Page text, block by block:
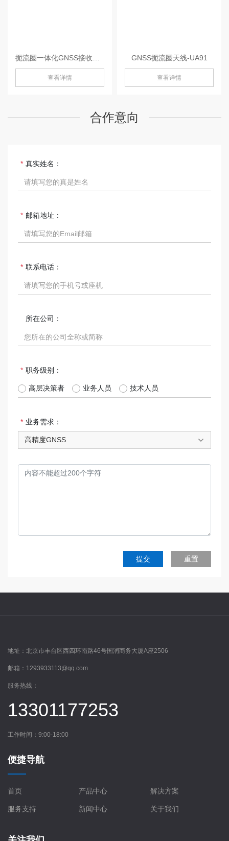
扼流圈一体化GNSS接收机-MIS20
查看详情
GNSS扼流圈天线-UA91
查看详情
合作意向
真实姓名：
邮箱地址：
联系电话：
所在公司：
职务级别：
高层决策者 业务人员 技术人员
业务需求：
高精度GNSS
提交 重置
地址： 北京市丰台区西四环南路46号国润商务大厦A座2506
邮箱： 1293933113@qq.com
服务热线：
13301177253
工作时间：9:00-18:00
便捷导航
首页 产品中心 解决方案
服务支持 新闻中心 关于我们